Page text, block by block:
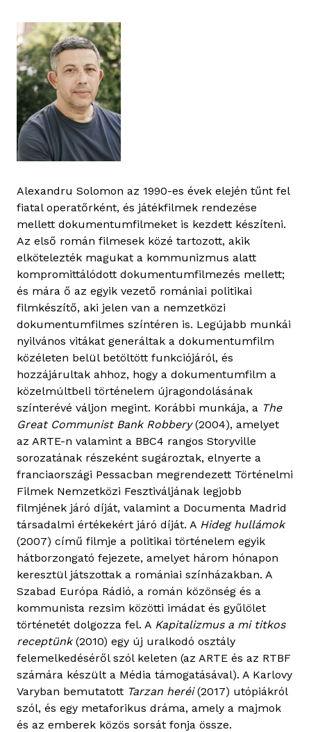
Alexandru Solomon az 1990-es évek elején tűnt fel
fiatal operatőrként, és játékfilmek rendezése
mellett dokumentumfilmeket is kezdett készíteni.
Az első román filmesek közé tartozott, akik
elkötelezték magukat a kommunizmus alatt
kompromittálódott dokumentumfilmezés mellett;
és mára ő az egyik vezető romániai politikai
filmkészítő, aki jelen van a nemzetközi
dokumentumfilmes színtéren is. Legújabb munkái
nyilvános vitákat generáltak a dokumentumfilm
közéleten belül betöltött funkciójáról, és
hozzájárultak ahhoz, hogy a dokumentumfilm a
közelmúltbeli történelem újragondolásának
színterévé váljon megint. Korábbi munkája, a The
Great Communist Bank Robbery(2004), amelyet
az ARTE-n valamint a BBC4 rangos Storyville
sorozatának részeként sugároztak, elnyerte a
franciaországi Pessacban megrendezett Történelmi
Filmek Nemzetközi Fesztiváljának legjobb
filmjének járó díját, valamint a Documenta Madrid
társadalmi értékekért járó díját. A Hideg hullámok
(2007) című filmje a politikai történelem egyik
hátborzongató fejezete, amelyet három hónapon
keresztül játszottak a romániai színházakban. A
Szabad Európa Rádió, a román közönség és a
kommunista rezsim közötti imádat és gyűlölet
történetét dolgozza fel. A Kapitalizmus a mi titkos
receptünk(2010) egy új uralkodó osztály
felemelkedéséről szól keleten (az ARTE és az RTBF
számára készült a Média támogatásával). A Karlovy
Varyban bemutatott Tarzan heréi(2017) utópiákról
szól, és egy metaforikus dráma, amely a majmok
és az emberek közös sorsát fonja össze.